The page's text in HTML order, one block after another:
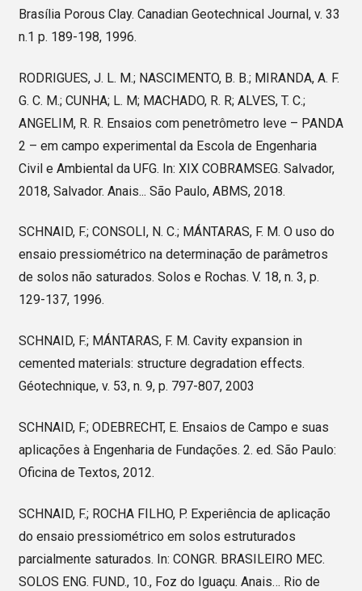
Brasília Porous Clay. Canadian Geotechnical Journal, v. 33
n.1 p. 189-198, 1996.
RODRIGUES, J. L. M.; NASCIMENTO, B. B.; MIRANDA, A. F.
G. C. M.; CUNHA; L. M; MACHADO, R. R; ALVES, T. C.;
ANGELIM, R. R. Ensaios com penetrômetro leve – PANDA
2 – em campo experimental da Escola de Engenharia
Civil e Ambiental da UFG. In: XIX COBRAMSEG. Salvador,
2018, Salvador. Anais... São Paulo, ABMS, 2018.
SCHNAID, F.; CONSOLI, N. C.; MÁNTARAS, F. M. O uso do
ensaio pressiométrico na determinação de parâmetros
de solos não saturados. Solos e Rochas. V. 18, n. 3, p.
129-137, 1996.
SCHNAID, F.; MÁNTARAS, F. M. Cavity expansion in
cemented materials: structure degradation effects.
Géotechnique, v. 53, n. 9, p. 797-807, 2003
SCHNAID, F.; ODEBRECHT, E. Ensaios de Campo e suas
aplicações à Engenharia de Fundações. 2. ed. São Paulo:
Oficina de Textos, 2012.
SCHNAID, F.; ROCHA FILHO, P. Experiência de aplicação
do ensaio pressiométrico em solos estruturados
parcialmente saturados. In: CONGR. BRASILEIRO MEC.
SOLOS ENG. FUND., 10., Foz do Iguaçu. Anais… Rio de